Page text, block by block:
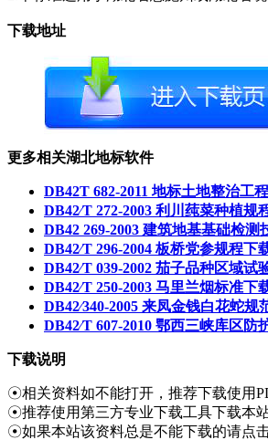
下载地址
更多相关湖北地标软件
DB42T 682-2011 地标土地整治工
DB42∕T 272-2003 利川莼菜种植规
DB42 269-2003 建筑地基基础检测
DB42∕T 296-2004 板桥党参规程下
DB42∕T 039-2002 茄子品种区域试
DB42∕T 250-2003 马里兰烟标准下
DB42∕340-2005 来凤金钱白花蛇规
DB42∕T 607-2010 鄂西三峡库区
下载说明
☉相关资料如不能打开，推荐下载使用
☉推荐使用第三方专业下载工具下载本
☉如果本站该资料总是不能下载的请点